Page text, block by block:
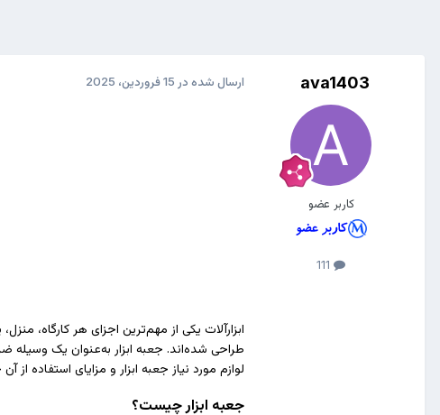
ava1403
کاربر عضو
ارسال شده در 15 فروردین، 2025
ابزارآلات یکی از مهم‌ترین اجزای هر کارگاه،
طراحی شده‌اند. جعبه ابزار به‌عنوان یک وسیله
لوازم مورد نیاز جعبه ابزار و مزایای استفاده از
جعبه ابزار چیست؟